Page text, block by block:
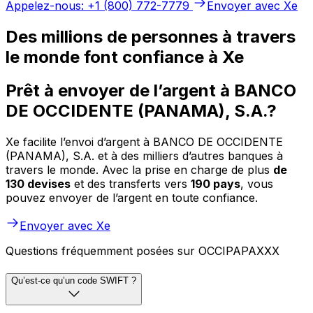
Appelez-nous: +1 (800) 772-7779 Envoyer avec Xe
Des millions de personnes à travers
le monde font confiance à Xe
Prêt à envoyer de l’argent à BANCO
DE OCCIDENTE (PANAMA), S.A.?
Xe facilite l’envoi d’argent à BANCO DE OCCIDENTE
(PANAMA), S.A. et à des milliers d’autres banques à
travers le monde. Avec la prise en charge de plus de
130 devises et des transferts vers 190 pays, vous
pouvez envoyer de l’argent en toute confiance.
Envoyer avec Xe
Questions fréquemment posées sur OCCIPAPAXXX
Qu’est-ce qu’un code SWIFT ?